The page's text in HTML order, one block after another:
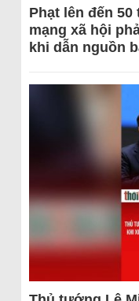
Phạt lên đến
mạng xã hội
khi dẫn nguồn